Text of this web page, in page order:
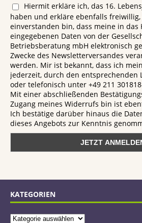
Hiermit erkläre ich, das 16.
haben und erkläre ebenfalls
einverstanden bin, dass meine in
eingegebenen Daten von der
Betriebsberatung mbH elektronisch
Zwecke des Newsletterversandes
werden. Mir ist bekannt, dass ich
jederzeit, durch den entsprechenden
oder telefonisch unter +49 211
Mit einer abschließenden
Zugang meines Widerrufs bin ist
Ich bestätige darüber hinaus die
dieses Angebots zur Kenntnis
KATEGORIEN